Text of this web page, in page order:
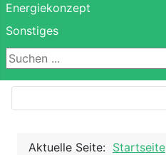
Energiekonzept
Sonstiges
Suchen ...
Aktuelle Seite: Startseite